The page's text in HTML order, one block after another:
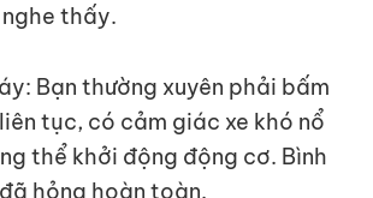
thấy.
Bạn thường xuyên phải bấm
tục, có cảm giác xe khó nổ
thể khởi động động cơ. Bình
hỏng hoàn toàn.